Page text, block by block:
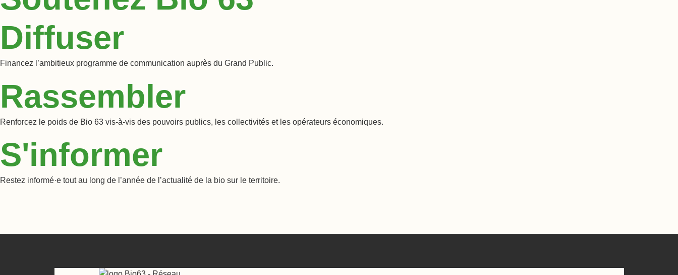
Diffuser
Financez l’ambitieux programme de communication auprès du Grand Public.
Rassembler
Renforcez le poids de Bio 63 vis-à-vis des pouvoirs publics, les collectivités et les opérateurs économiques.
S'informer
Restez informé·e tout au long de l’année de l’actualité de la bio sur le territoire.